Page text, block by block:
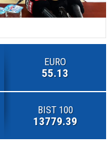
EURO
55.13
BIST 100
13779.39